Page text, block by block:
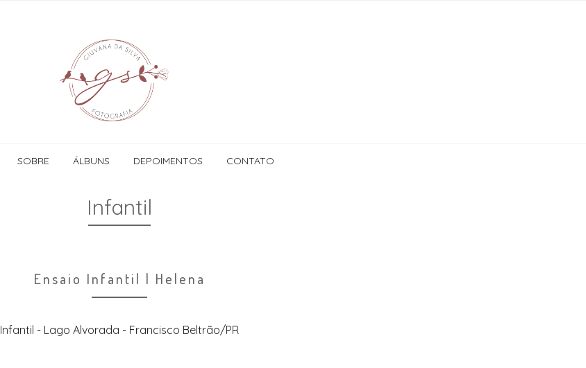
SOBRE ÁLBUNS DEPOIMENTOS CONTATO
Infantil
Ensaio Infantil | Helena
Infantil - Lago Alvorada - Francisco Beltrão/PR